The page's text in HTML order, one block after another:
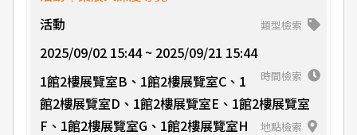
活動
類型檢索
2025/09/02 15:44 ~ 2025/09/21 15:44
時間檢索
1館2樓展覽室B、1館2樓展覽室C、1
館2樓展覽室D、1館2樓展覽室E、1館2樓展覽室
F、1館2樓展覽室G、1館2樓展覽室H
地點檢索